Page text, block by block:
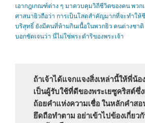
เอากฎเกณฑ์ต่าง ๆ มาควบคุมวิถีชีวิตของคน พวก
ศาสนายิวถือว่า การเป็นโสดสำคัญมากที่จะทำให้
บริสุทธิ์ ยังมีคนที่ห้ามกินเนื้อในพวกยิว คนต่างชา
บอกชัดเจนว่า นี่ไม่ใช่พระดำริของพระเจ้า
ถ้าเจ้าได้แจกแจงสิ่งเหล่านี้ให้พี่น้อง
เป็นผู้รับใช้ที่ดีของพระเยซูคริสต์ซึ่
ถ้อยคำแห่งความเชื่อ ในหลักคำสอ
ยึดถือทำตาม อย่าเข้าไปข้องเกี่ยว